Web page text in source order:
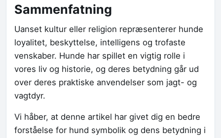
Sammenfatning
Uanset kultur eller religion repræsenterer hunde
loyalitet, beskyttelse, intelligens og trofaste
venskaber. Hunde har spillet en vigtig rolle i
vores liv og historie, og deres betydning går ud
over deres praktiske anvendelser som jagt- og
vagtdyr.
Vi håber, at denne artikel har givet dig en bedre
forståelse for hund symbolik og dens betydning i